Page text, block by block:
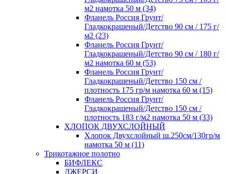
м2 намотка 50 м (34)
Фланель Россия Грунт/
Гладкокрашеный/Детство 90 см / 175 г/
м2 (23)
Фланель Россия Грунт/
Гладкокрашеный/Детство 90 см / 180 г/
м2 намотка 60 м (53)
Фланель Россия Грунт/
Гладкокрашеный/Детство 150 см /
плотность 175 гр/м намотка 60 м (15)
Фланель Россия Грунт/
Гладкокрашеный/Детство 150 см /
плотность 183 г/м2 намотка 50 м (33)
ХЛОПОК ДВУХСЛОЙНЫЙ
Хлопок Двухслойный ш.250см/130гр/м
намотка 50 м (11)
Трикотажное полотно
БИФЛЕКС
ДЖЕРСИ